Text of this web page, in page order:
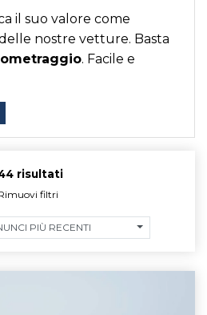
il suo valore come
nostre vetture. Basta
. Facile e
risultati
filtri
PIÙ RECENTI